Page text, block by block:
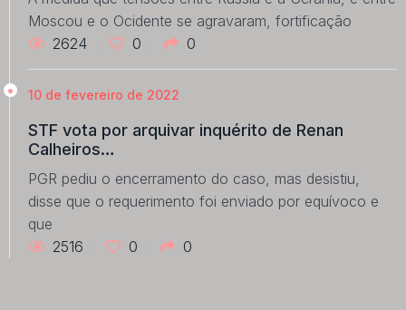
Moscou e o Ocidente se agravaram, fortificação
2624
0 0
10 de fevereiro de 2022
STF vota por arquivar inquérito de Renan
Calheiros…
PGR pediu o encerramento do caso, mas desistiu,
disse que o requerimento foi enviado por equívoco e
que
2516
0 0